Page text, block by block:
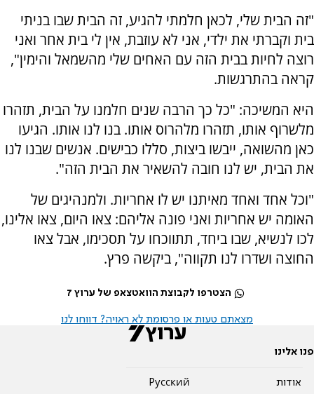
"זה הבית שלי, לכאן חלמתי להגיע, זה הבית שבו בניתי
בית וקברתי את ילדי, אני לא עוזבת, אין לי בית אחר ואני
רוצה לחיות בבית הזה עם האחים שלי מהשמאל והימין",
קראה בהתרגשות.
היא המשיכה: "כל כך הרבה שנים חלמנו על הבית, תזהרו
מלשרוף אותו, תזהרו מלהרוס אותו. בנו לנו אותו. הגיעו
כאן מהשואה, ייבשו ביצות, סללו כבישים. אנשים שבנו לנו
את הבית, יש לנו חובה להשאיר את הבית הזה".
"וכל אחד ואחד מאיתנו יש לו אחריות. ולמנהיגים של
האומה יש אחריות ואני פונה אליהם: צאו היום, צאו אלינו,
לכו לנשיא, שבו ביחד, תתווכחו על תסכימו, אבל צאו
החוצה ושדרו לנו תקווה", ביקשה פרץ.
הצטרפו לקבוצת הוואטצאפ של ערוץ 7
מצאתם טעות או פרסומת לא ראויה? דווחו לנו
פנו אלינו
אודות
Pусский